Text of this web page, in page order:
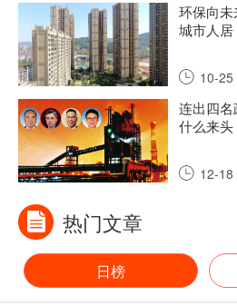
环保向
城市人居
10-25
连出四
什么来头
12-18
热门文章
日榜